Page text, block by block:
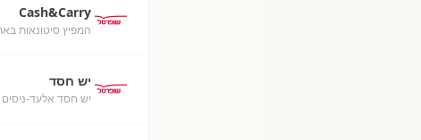
Cash&Carry
המפיץ סיטונאות
יש חסד
יש חסד אלעד-ניסים